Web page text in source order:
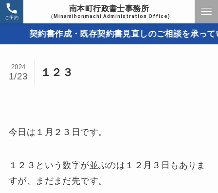
南本町行政書士事務所
（Minamihonmachi Administration Office)
ご予約
契約書作成・既存契約書見直しのご相談を承ってい
１２３
2024
1/23
今日は１月２３日です。
１２３という数字が並ぶのは１２月３日もありま
すが、まだまだ先です。